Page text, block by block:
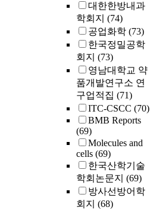
대한한방내과
학회지 (74)
공업화학 (73)
한국정밀공학
회지 (73)
영남대학교 약
품개발연구소 연
구업적집 (71)
ITC-CSCC (70)
BMB Reports
(69)
Molecules and
cells (69)
한국산학기술
학회논문지 (69)
방사선방어학
회지 (68)